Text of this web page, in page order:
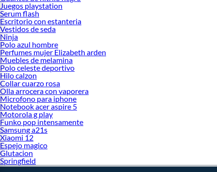
Juegos playstation
Serum flash
Escritorio con estanteria
Vestidos de seda
Ninja
Polo azul hombre
Perfumes mujer Elizabeth arden
Muebles de melamina
Polo celeste deportivo
Hilo calzon
Collar cuarzo rosa
Olla arrocera con vaporera
Microfono para iphone
Notebook acer aspire 5
Motorola g play
Funko pop intensamente
Samsung a21s
Xiaomi 12
Espejo magico
Glutacion
Springfield